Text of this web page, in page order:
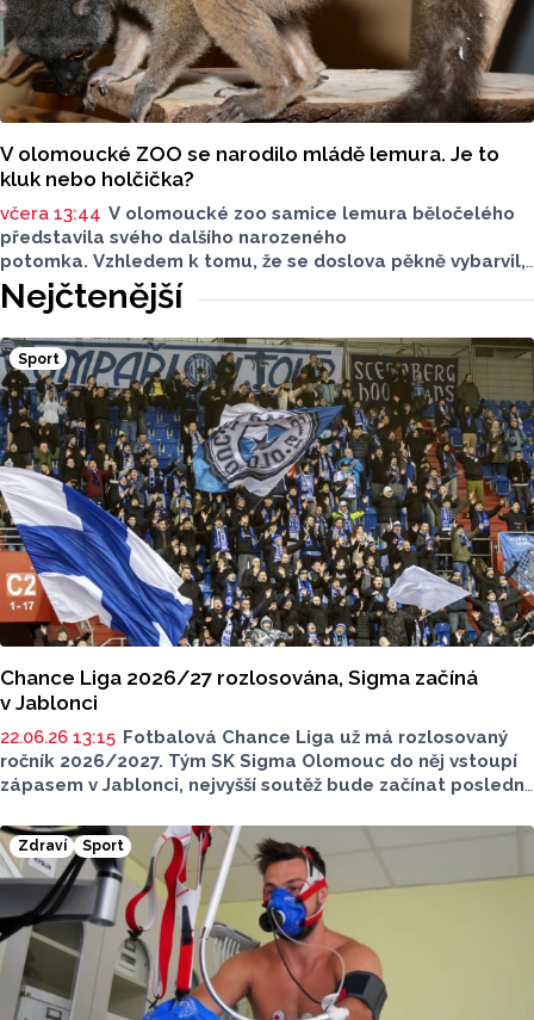
V olomoucké ZOO se narodilo mládě lemura. Je to
kluk nebo holčička?
včera 13:44 V olomoucké zoo samice lemura běločelého
představila svého dalšího narozeného
potomka. Vzhledem k tomu, že se doslova pěkně vybarvil,
je téměř jisté, že se jedná o samce. Samice totiž bývají
hnědé, případně hnědošedé, zato samci se pyšní bílým
zbarvením hlavy.
Nejčtenější
Sport
Chance Liga 2026/27 rozlosována, Sigma začíná
v Jablonci
22.06.26 13:15 Fotbalová Chance Liga už má rozlosovaný
ročník 2026/2027. Tým SK Sigma Olomouc do něj vstoupí
zápasem v Jablonci, nejvyšší soutěž bude začínat poslední
kole proti Mladé Boleslavi.
Zdraví Sport